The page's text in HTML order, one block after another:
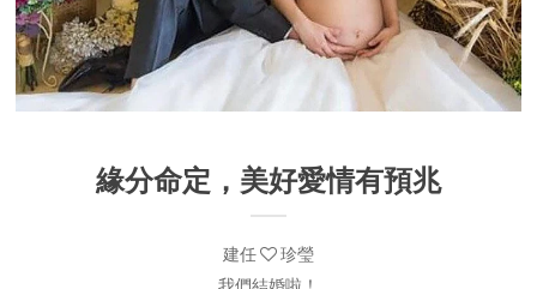
緣分命定，美好愛情有預兆
建任
珍瑩